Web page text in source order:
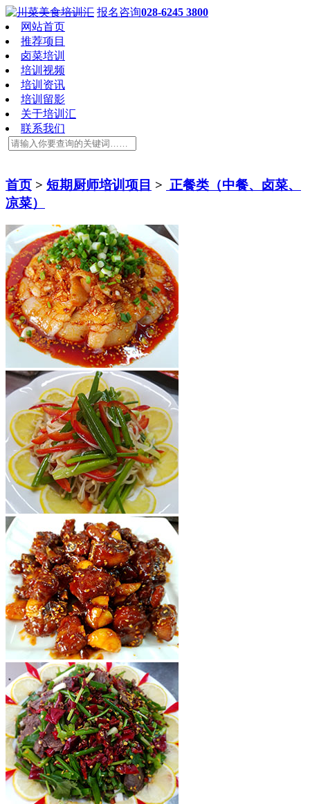
报名咨询028-6245 3800
网站首页
推荐项目
卤菜培训
培训视频
培训资讯
培训留影
关于培训汇
联系我们
首页 > 短期厨师培训项目 > 正餐类（中餐、卤菜、
凉菜）